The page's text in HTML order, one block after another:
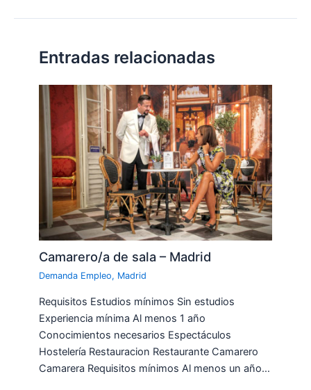
Entradas relacionadas
Camarero/a de sala – Madrid
Demanda Empleo, Madrid
Requisitos Estudios mínimos Sin estudios
Experiencia mínima Al menos 1 año
Conocimientos necesarios Espectáculos
Hostelería Restauracion Restaurante Camarero
Camarera Requisitos mínimos Al menos un año…